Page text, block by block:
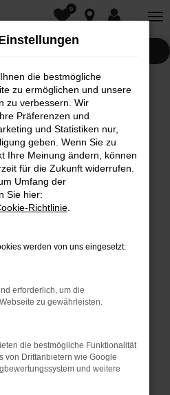
0
mit
nach
First Class
in Donauwörth
Liga der
In seiner Klasse existiert
dem Škoda Octavia
die bestmögliche
zu ermöglichen und unsere
zu verbessern. Wir
Präferenzen und
und Statistiken nur,
geben. Wenn Sie zu
Ihre Meinung ändern, können
für die Zukunft widerrufen.
Umfang der
Sie hier:
Richtlinie
werden von uns eingesetzt:
erforderlich, um die
zu gewährleisten.
die bestmögliche Funktionalität
von Drittanbietern wie Google
und weitere